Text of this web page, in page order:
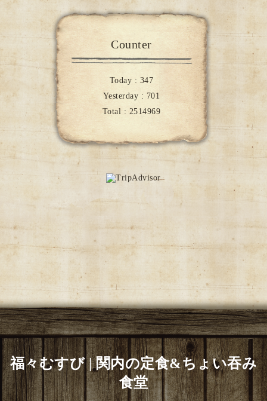
Counter
Today : 347
Yesterday : 701
Total : 2514969
福々むすび | 関内の定食&ちょい吞み
食堂